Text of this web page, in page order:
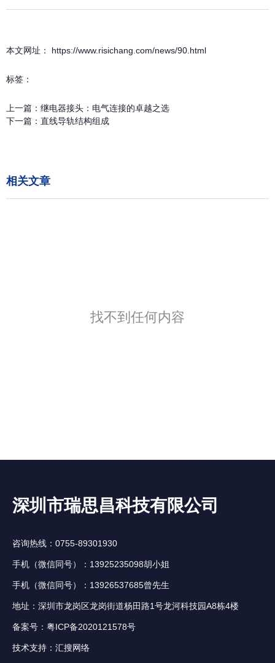
本文网址： https://www.risichang.com/news/90.html
标签：
上一篇： 继电器接头：电气连接的卓越之选
下一篇： 直线导轨结构组成
相关文章
找不到任何内容
深圳市瑞思昌科技有限公司
咨询热线：0755-89301930
手机（微信同号）：13925235098胡小姐
手机（微信同号）：13926537685曾先生
地址：深圳市龙岗区龙岗街道杨田路1号龙河科技园A8栋4楼
备案号： 粤ICP备2020121578号
技术支持： 汇搜网络